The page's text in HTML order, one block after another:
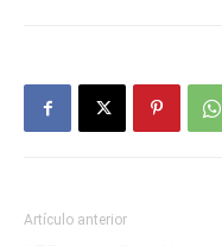
Artículo anterior